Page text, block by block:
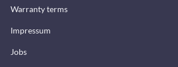
Warranty terms
Impressum
Jobs